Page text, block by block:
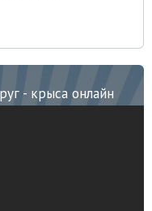
- крыса онлайн